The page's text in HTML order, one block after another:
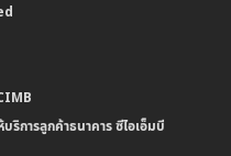
ริการลูกค้าธนาคาร ซีไอเอ็มบี